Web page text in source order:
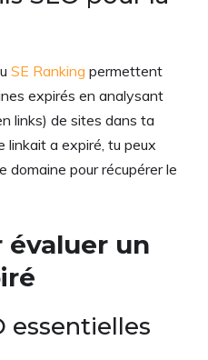
SE Ranking permettent
expirés en analysant
links) de sites dans ta
linkait a expiré, tu peux
pour récupérer le
évaluer un
essentielles